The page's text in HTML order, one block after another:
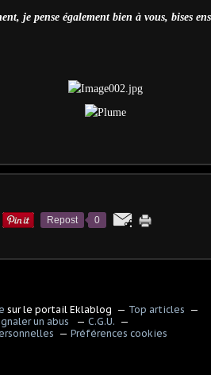
je pense également bien à vous, bises
Repost 0
sur le portail Eklablog
Top articles
un abus
C.G.U.
Préférences cookies